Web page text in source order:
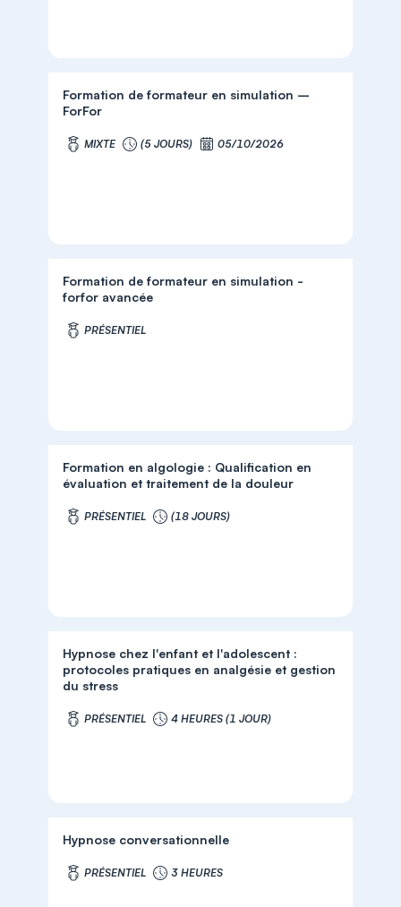
Formation de formateur en simulation –
ForFor
MIXTE (5 JOURS) 05/10/2026
Formation de formateur en simulation -
forfor avancée
PRÉSENTIEL
Formation en algologie : Qualification en
évaluation et traitement de la douleur
PRÉSENTIEL (18 JOURS)
Hypnose chez l'enfant et l'adolescent :
protocoles pratiques en analgésie et gestion
du stress
PRÉSENTIEL 4 HEURES (1 JOUR)
Hypnose conversationnelle
PRÉSENTIEL 3 HEURES